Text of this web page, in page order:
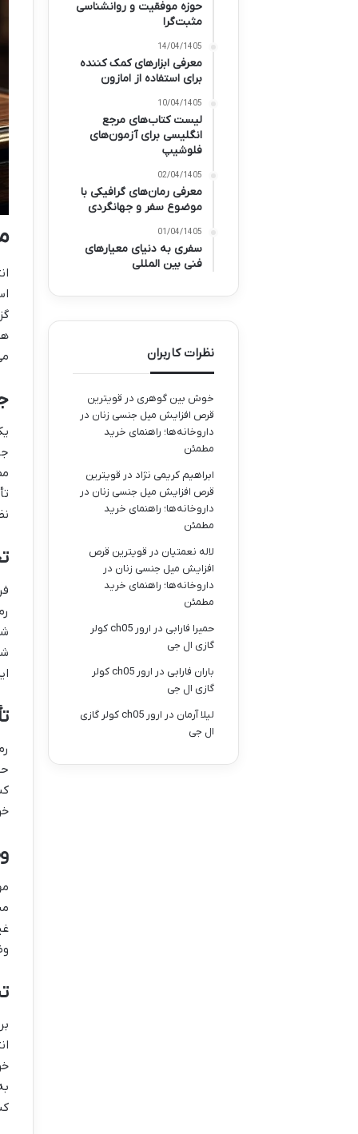
حوزه موفقیت و روانشناسی
مثبت‌گرا
14/04/1405
معرفی ابزارهای کمک کننده
برای استفاده از امازون
10/04/1405
لیست کتاب‌های مرجع
انگلیسی برای آزمون‌های
فلوشیپ
02/04/1405
معرفی رمان‌های گرافیکی با
موضوع سفر و جهانگردی
01/04/1405
سفری به دنیای معیارهای
فنی بین المللی
نظرات کاربران
خوش بین گوهری در قویترین
قرص افزایش میل جنسی زنان در
داروخانه‌ها؛ راهنمای خرید
مطمئن
ابراهیم کریمی نژاد در قویترین
قرص افزایش میل جنسی زنان در
داروخانه‌ها؛ راهنمای خرید
مطمئن
لاله نعمتیان در قویترین قرص
افزایش میل جنسی زنان در
داروخانه‌ها؛ راهنمای خرید
مطمئن
حمیرا فارابی در
ارور ch05 کولر
گازی ال جی
باران فارابی در
ارور ch05 کولر
گازی ال جی
لیلا آرمان در
ارور ch05 کولر گازی
ال جی